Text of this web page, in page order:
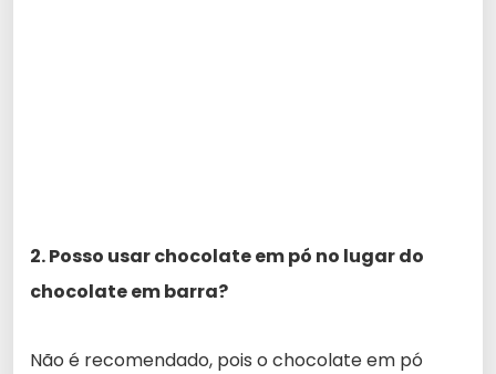
2. Posso usar chocolate em pó no lugar do
chocolate em barra?
Não é recomendado, pois o chocolate em pó